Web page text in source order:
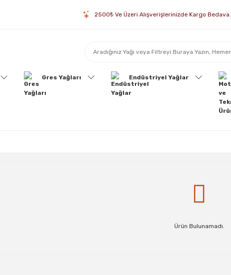
2500₺ Ve Üzeri Alışverişlerinizde Kargo Bedava.
Gres Yağları Endüstriyel Yağlar
Ürün Bulunamadı.